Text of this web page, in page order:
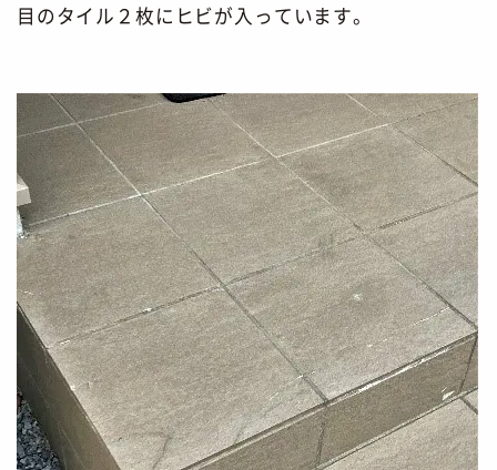
目のタイル２枚にヒビが入っています。